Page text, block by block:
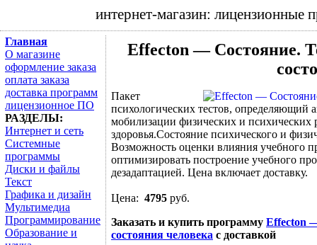
интернет-магазин:
Главная
О магазине
оформление заказа
оплата заказа
доставка программ
лицензионное ПО
РАЗДЕЛЫ:
Интернет и сеть
Системные
программы
Диски и файлы
Текст
Графика и дизайн
Мультимедиа
Программирование
Образование и
Effecton — Состояние.
Пакет
психологических тестов, определяющий
мобилизации физических и психических
здоровья.Состояние психического и
Возможность оценки влияния учебного
оптимизировать построение учебного
дезадаптацией. Цена включает доставку.
Цена: 4795 руб.
Заказать и купить программу Effecton
состояния человека с доставкой